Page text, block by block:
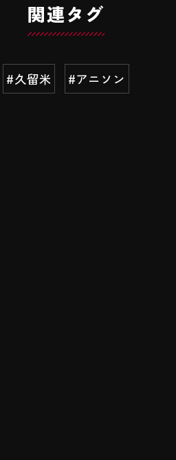
関連タグ
#久留米 #アニソン